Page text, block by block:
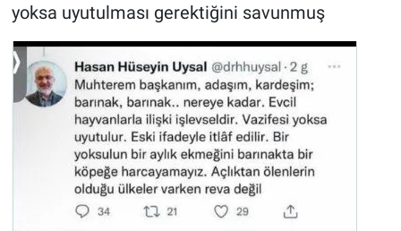
yoksa uyutulması gerektiğini savunmuş